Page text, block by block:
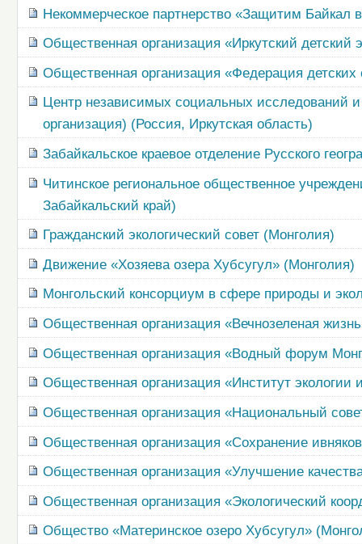
Некоммерческое партнерство «Защитим Байкал
Общественная организация «Иркутский детский
Общественная организация «Федерация детских
Центр независимых социальных исследований и
организация) (Россия, Иркутская область)
Забайкальское краевое отделение Русского
Читинское региональное общественное
Забайкальский край)
Гражданский экологический совет (Монголия)
Движение «Хозяева озера Хубсугул» (Монголия)
Монгольский консорциум в сфере природы и
Общественная организация «Вечнозеленая
Общественная организация «Водный форум
Общественная организация «Институт экологии
Общественная организация «Национальный
Общественная организация «Сохранение
Общественная организация «Улучшение
Общественная организация «Экологический
Общество «Материнское озеро Хубсугул»